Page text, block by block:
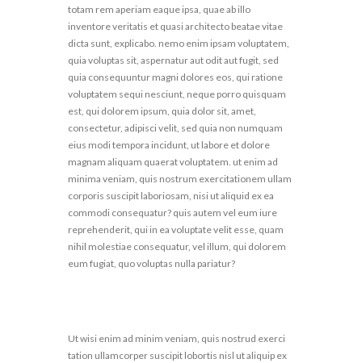
totam rem aperiam eaque ipsa, quae ab illo
inventore veritatis et quasi architecto beatae vitae
dicta sunt, explicabo. nemo enim ipsam voluptatem,
quia voluptas sit, aspernatur aut odit aut fugit, sed
quia consequuntur magni dolores eos, qui ratione
voluptatem sequi nesciunt, neque porro quisquam
est, qui dolorem ipsum, quia dolor sit, amet,
consectetur, adipisci velit, sed quia non numquam
eius modi tempora incidunt, ut labore et dolore
magnam aliquam quaerat voluptatem. ut enim ad
minima veniam, quis nostrum exercitationem ullam
corporis suscipit laboriosam, nisi ut aliquid ex ea
commodi consequatur? quis autem vel eum iure
reprehenderit, qui in ea voluptate velit esse, quam
nihil molestiae consequatur, vel illum, qui dolorem
eum fugiat, quo voluptas nulla pariatur?
Ut wisi enim ad minim veniam, quis nostrud exerci
tation ullamcorper suscipit lobortis nisl ut aliquip ex